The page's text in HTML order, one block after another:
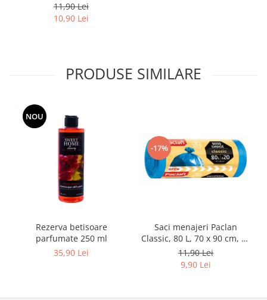
11,90 Lei
10,90 Lei
PRODUSE SIMILARE
NOU
Rezerva betisoare
parfumate 250 ml
35,90 Lei
-17%
Saci menajeri Paclan
Classic, 80 L, 70 x 90 cm, 20
buc
11,90 Lei
9,90 Lei